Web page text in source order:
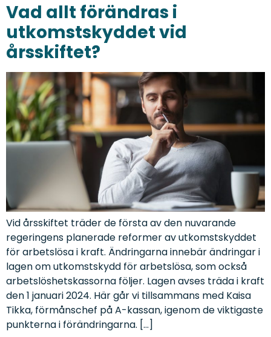
Vad allt förändras i
utkomstskyddet vid
årsskiftet?
Vid årsskiftet träder de första av den nuvarande
regeringens planerade reformer av utkomstskyddet
för arbetslösa i kraft. Ändringarna innebär ändringar i
lagen om utkomstskydd för arbetslösa, som också
arbetslöshetskassorna följer. Lagen avses träda i kraft
den 1 januari 2024. Här går vi tillsammans med Kaisa
Tikka, förmånschef på A-kassan, igenom de viktigaste
punkterna i förändringarna. […]